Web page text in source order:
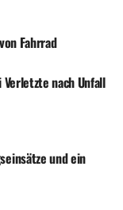
Fahrrad
nach Unfall
und ein